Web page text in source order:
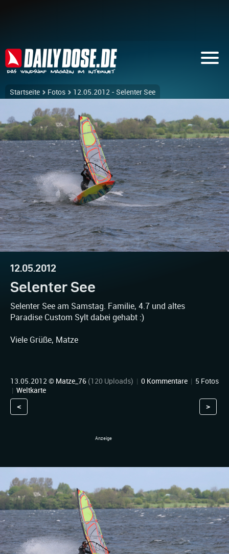
Startseite Fotos 12.05.2012 - Selenter See
12.05.2012
Selenter See
Selenter See am Samstag. Familie, 4.7 und altes
Paradise Custom Sylt dabei gehabt :)
Viele Grüße, Matze
13.05.2012 © Matze_76 (120 Uploads) | 0 Kommentare | 5 Fotos
| Weltkarte
< >